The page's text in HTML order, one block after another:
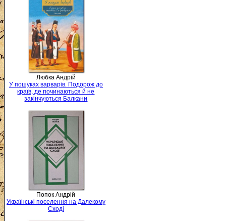
Любка Андрій
У пошуках варварів. Подорож до
країв, де починаються й не
закінчуються Балкани
Попок Андрій
Українські поселення на Далекому
Сході